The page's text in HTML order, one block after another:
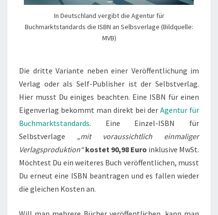
In Deutschland vergibt die Agentur für
Buchmarktstandards die ISBN an Selbsverlage (Bildquelle:
MVB)
Die dritte Variante neben einer Veröffentlichung im
Verlag oder als Self-Publisher ist der Selbstverlag.
Hier musst Du einiges beachten. Eine ISBN für einen
Eigenverlag bekommt man direkt bei der Agentur für
Buchmarktstandards. Eine Einzel-ISBN für
Selbstverlage „mit voraussichtlich einmaliger
Verlagsproduktion“ kostet 90,98 Euro inklusive MwSt.
Möchtest Du ein weiteres Buch veröffentlichen, musst
Du erneut eine ISBN beantragen und es fallen wieder
die gleichen Kosten an.